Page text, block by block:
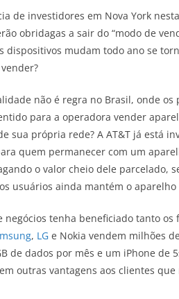
de investidores em Nova York
obridagas a sair do “modo de
dispositivos mudam todo ano se
não é regra no Brasil, onde
para a operadora vender
sua própria rede? A AT&T já está
quem permanecer com um
o valor cheio dele
usuários ainda mantém o aparelho
negócios tenha beneficiado tanto
, LG e Nokia vendem milhões
de dados por mês e um iPhone de
outras vantagens aos clientes